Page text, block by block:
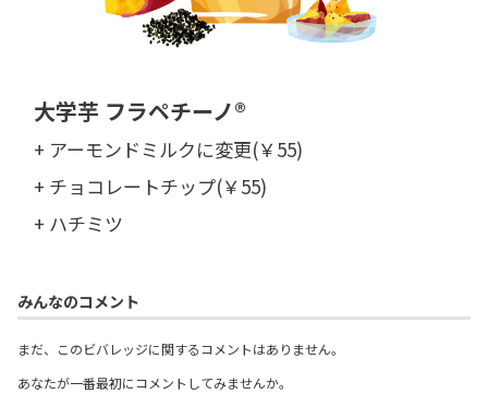
大学芋 フラペチーノ®
+ アーモンドミルクに変更(￥55)
+ チョコレートチップ(￥55)
+ ハチミツ
みんなのコメント
まだ、このビバレッジに関するコメントはありません。
あなたが一番最初にコメントしてみませんか。